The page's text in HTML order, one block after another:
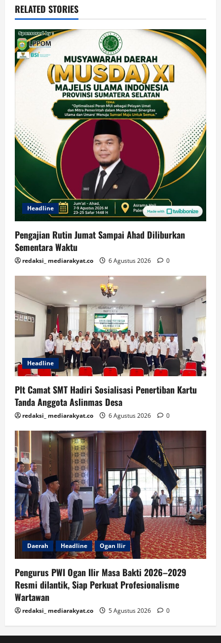
RELATED STORIES
Headline
Pengajian Rutin Jumat Sampai Ahad Diliburkan
Sementara Waktu
redaksi_ mediarakyat.co 6 Agustus 2026 0
Headline
Plt Camat SMT Hadiri Sosialisasi Penertiban Kartu
Tanda Anggota Aslinmas Desa
redaksi_ mediarakyat.co 6 Agustus 2026 0
Daerah Headline Ogan Ilir
Pengurus PWI Ogan Ilir Masa Bakti 2026–2029
Resmi dilantik, Siap Perkuat Profesionalisme
Wartawan
redaksi_ mediarakyat.co 5 Agustus 2026 0